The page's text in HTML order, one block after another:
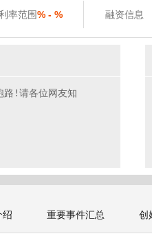
率范围% - % 融资信息
路!请各位网友知
绍 重要事件汇总 创